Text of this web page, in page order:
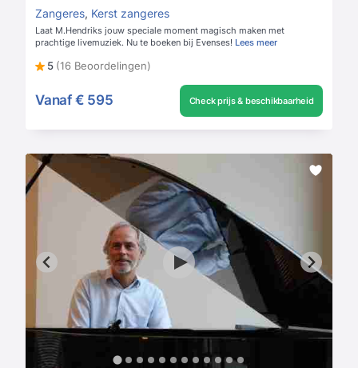
Zangeres, Kerst zangeres
Laat M.Hendriks jouw speciale moment magisch maken met
prachtige livemuziek. Nu te boeken bij Evenses! Lees meer
5 (16 Beoordelingen)
Vanaf € 595 Check prijs & beschikbaarheid